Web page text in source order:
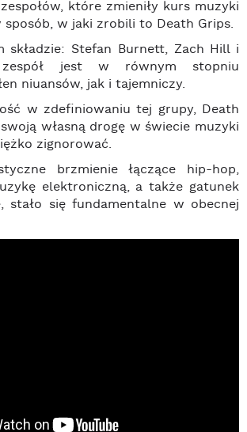
które zmieniły kurs muzyki
w jaki zrobili to Death Grips.
składzie: Stefan Burnett, Zach Hill i
jest w równym stopniu
niuansów, jak i tajemniczy.
w zdefiniowaniu tej grupy, Death
własną drogę w świecie muzyki
zignorować.
brzmienie łączące hip-hop,
elektroniczną, a także gatunek
stało się fundamentalne w obecnej